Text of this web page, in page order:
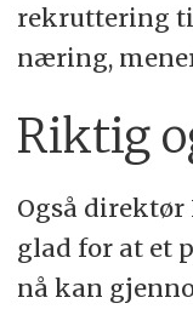
rekruttering
næring,
Riktig
Også direktør
glad for at et
nå kan